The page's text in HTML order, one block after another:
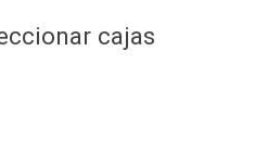
cajas